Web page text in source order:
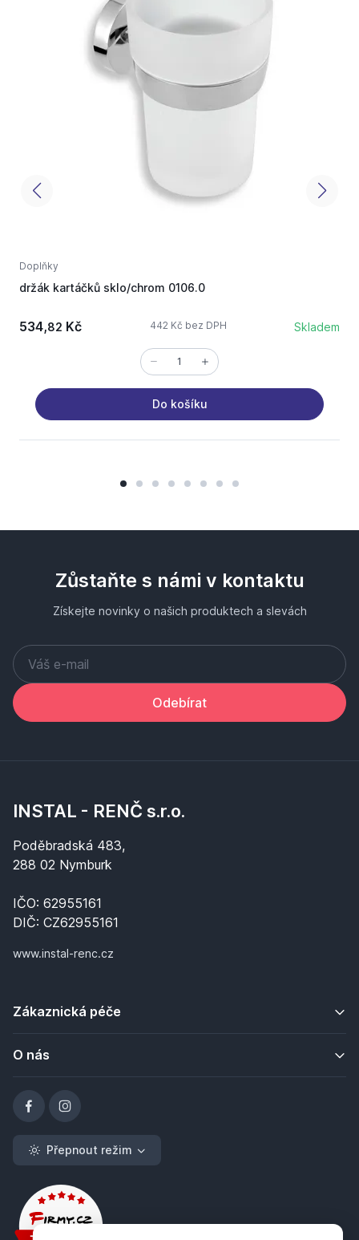
Doplňky
držák kartáčků sklo/chrom 0106.0
534,82 Kč 442 Kč bez DPH Skladem
Do košíku
Zůstaňte s námi v kontaktu
Získejte novinky o našich produktech a slevách
Odebírat
INSTAL - RENČ s.r.o.
Poděbradská 483,
288 02 Nymburk
IČO: 62955161
DIČ: CZ62955161
www.instal-renc.cz
Zákaznická péče
O nás
Přepnout režim